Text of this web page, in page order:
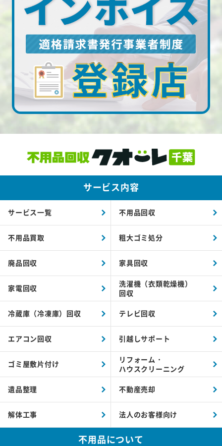
サービス内容
サービス一覧 不用品回収
不用品買取 粗大ゴミ処分
廃品回収 家具回収
家電回収
洗濯機（衣類乾燥機）
回収
冷蔵庫（冷凍庫）回収 テレビ回収
エアコン回収 引越しサポート
ゴミ屋敷片付け
リフォーム・
ハウスクリーニング
遺品整理 不動産売却
解体工事 法人のお客様向け
不用品について